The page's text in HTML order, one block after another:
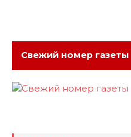
Свежий номер газеты